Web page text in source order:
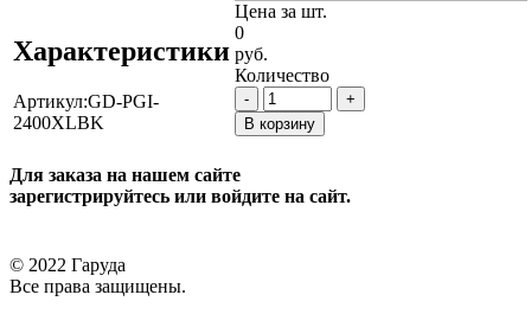
Характеристики
Артикул:GD-PGI-
2400XLBK
Цена за шт.
0
руб.
Количество
-
+
В корзину
Для заказа на нашем сайте
зарегистрируйтесь или войдите на сайт.
© 2022 Гаруда
Все права защищены.